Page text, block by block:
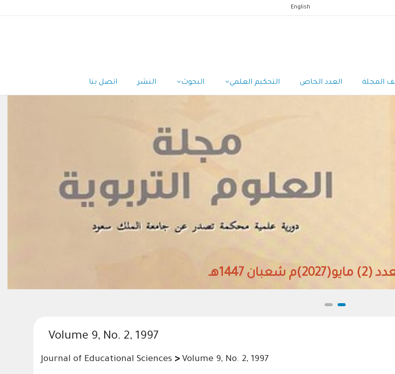
English
المجلة العدد الخاص التحكيم العلمي البحوث النشر اتصل بنا
Volume 9, No. 2, 1997
Journal of Educational Sciences > Volume 9, No. 2, 1997